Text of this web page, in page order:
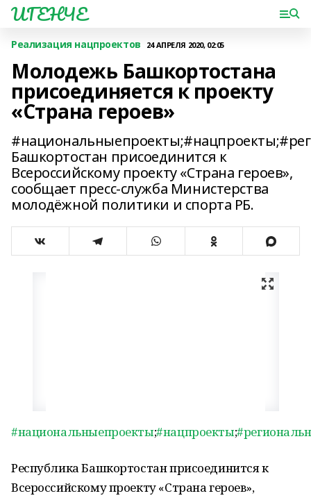
ИГЕНЧЕ
Реализация нацпроектов 24 АПРЕЛЯ 2020, 02:05
Молодежь Башкортостана
присоединяется к проекту
«Страна героев»
Башкортостан присоединится к
Всероссийскому проекту «Страна героев»,
сообщает пресс-служба Министерства
молодёжной политики и спорта РБ.
#национальныепроекты;#нацпроекты;
Республика Башкортостан присоединится к
Всероссийскому проекту «Страна героев»,